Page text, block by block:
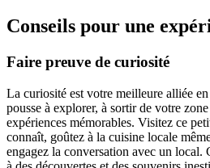
Conseils pour une
Faire preuve de curiosité
La curiosité est votre meilleure alliée
pousse à explorer, à sortir de votre
expériences mémorables. Visitez ce
connaît, goûtez à la cuisine locale
engagez la conversation avec un local.